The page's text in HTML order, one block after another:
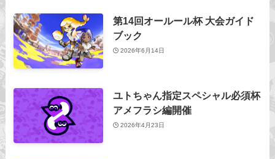
第14回オールール杯 大会ガイド
ブック
2026年6月14日
ユトちゃん指定スペシャル必須杯
アメフラシ編開催
2026年4月23日